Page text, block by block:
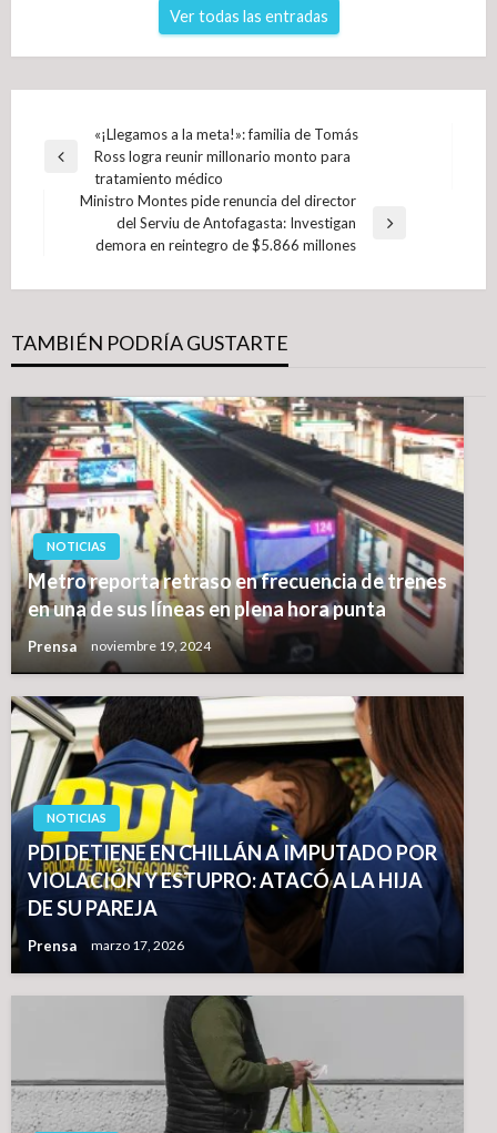
Ver todas las entradas
Navegación
de
entradas
Entrada
«¡Llegamos a la meta!»: familia de Tomás
Ross logra reunir millonario monto para
tratamiento médico
siguiente
Ministro Montes pide renuncia del director
del Serviu de Antofagasta: Investigan
demora en reintegro de $5.866 millones
TAMBIÉN PODRÍA GUSTARTE
NOTICIAS
Metro reporta retraso en frecuencia de trenes
en una de sus líneas en plena hora punta
Prensa noviembre 19, 2024
NOTICIAS
PDI DETIENE EN CHILLÁN A IMPUTADO POR
VIOLACIÓN Y ESTUPRO: ATACÓ A LA HIJA
DE SU PAREJA
Prensa marzo 17, 2026